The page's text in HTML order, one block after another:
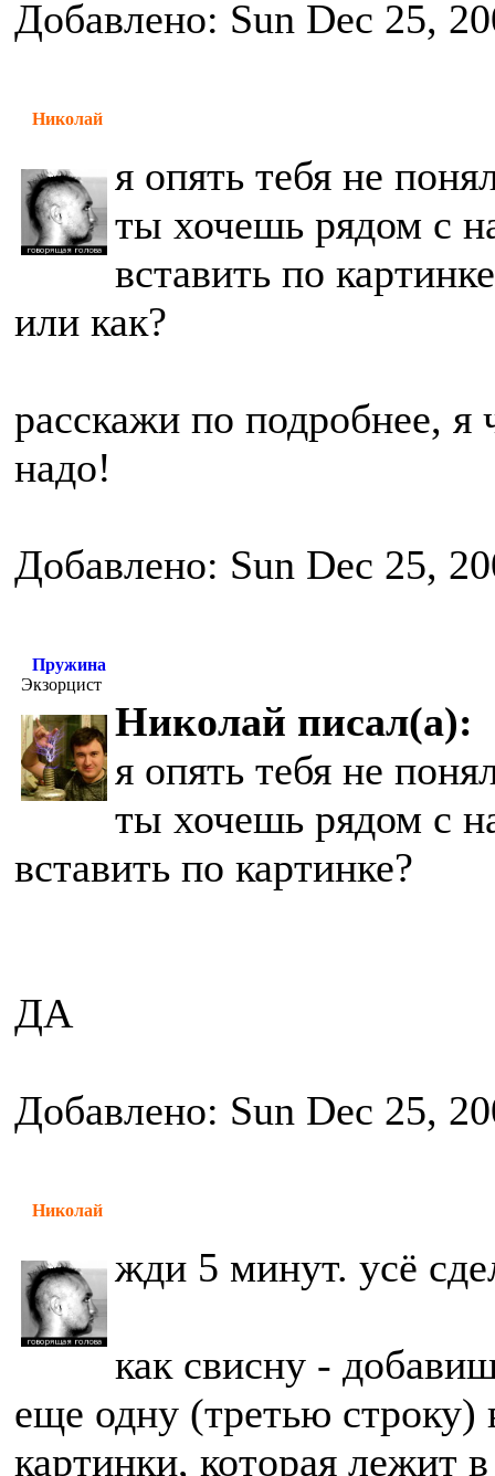
Добавлено: Sun Dec 25,
Николай
я опять тебя не
ты хочешь рядом с
вставить по
или как?
расскажи по подробнее,
надо!
Добавлено: Sun Dec 25,
Пружина
Экзорцист
Николай писал(а):
я опять тебя не
ты хочешь рядом с
вставить по картинке?
ДА
Добавлено: Sun Dec 25,
Николай
жди 5 минут. усё
как свисну -
еще одну (третью строку)
картинки, которая лежит